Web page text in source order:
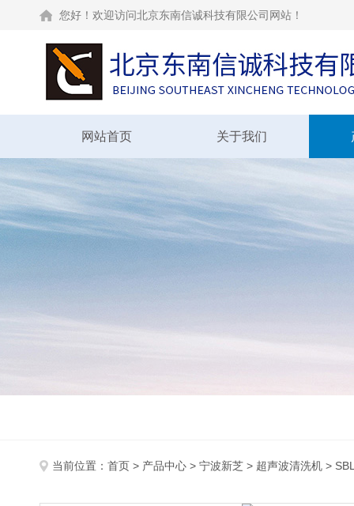
您好！欢迎访问北京东南信诚科技有限公司网站！
网站首页 关于我们
当前位置： 首页 > 产品中心 > 宁波新芝 > 超声波清洗机 >